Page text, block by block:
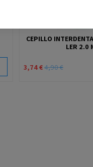
CEPILLO
LER 2.0
3,74 €4,90 €